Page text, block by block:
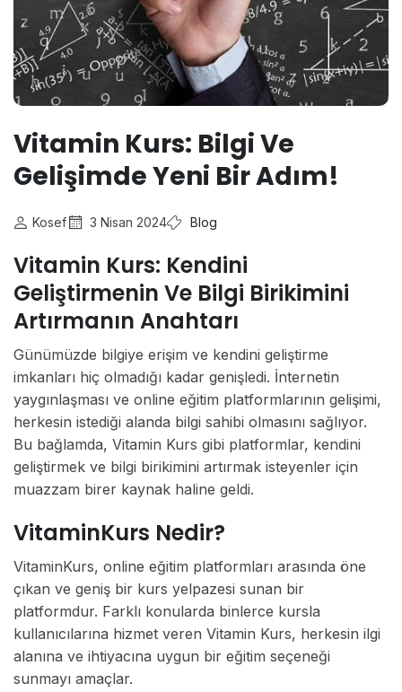
Vitamin Kurs: Bilgi Ve
Gelişimde Yeni Bir Adım!
Kosef 3 Nisan 2024 Blog
Vitamin Kurs: Kendini
Geliştirmenin Ve Bilgi Birikimini
Artırmanın Anahtarı
Günümüzde bilgiye erişim ve kendini geliştirme
imkanları hiç olmadığı kadar genişledi. İnternetin
yaygınlaşması ve online eğitim platformlarının gelişimi,
herkesin istediği alanda bilgi sahibi olmasını sağlıyor.
Bu bağlamda, Vitamin Kurs gibi platformlar, kendini
geliştirmek ve bilgi birikimini artırmak isteyenler için
muazzam birer kaynak haline geldi.
VitaminKurs Nedir?
VitaminKurs, online eğitim platformları arasında öne
çıkan ve geniş bir kurs yelpazesi sunan bir
platformdur. Farklı konularda binlerce kursla
kullanıcılarına hizmet veren Vitamin Kurs, herkesin ilgi
alanına ve ihtiyacına uygun bir eğitim seçeneği
sunmayı amaçlar.